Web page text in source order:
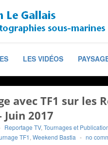
LES VIDÉOS
avec TF1 sur les
Juin 2017
Reportage TV, Tournages et
TF1, Weekend Bastia - no